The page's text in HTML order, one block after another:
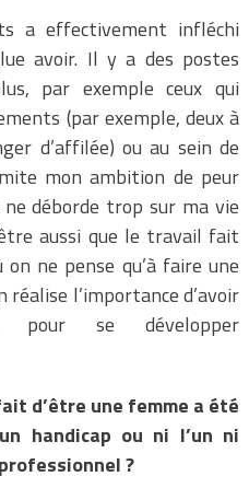
a effectivement infléchi
avoir. Il y a des postes
par exemple ceux qui
(par exemple, deux à
d’affilée) ou au sein de
mon ambition de peur
déborde trop sur ma vie
aussi que le travail fait
ne pense qu’à faire une
l’importance d’avoir
pour se développer
d’être une femme a été
handicap ou ni l’un ni
?